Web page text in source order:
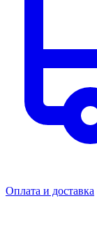
Оплата и доставка